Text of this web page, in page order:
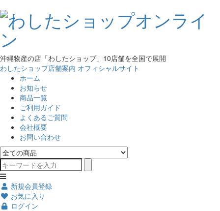
沖縄物産の店「わしたショップ」10店舗を全国で展開
わしたショップ店舗案内 オフィシャルサイト
ホーム
お知らせ
商品一覧
ご利用ガイド
よくあるご質問
会社概要
お問い合わせ
新規会員登録
お気に入り
ログイン